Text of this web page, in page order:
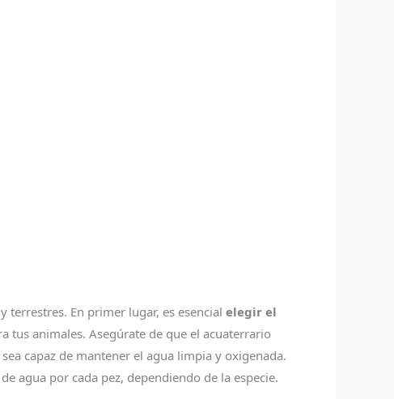
terrestres. En primer lugar, es esencial elegir el
tus animales. Asegúrate de que el acuaterrario
capaz de mantener el agua limpia y oxigenada.
agua por cada pez, dependiendo de la especie.